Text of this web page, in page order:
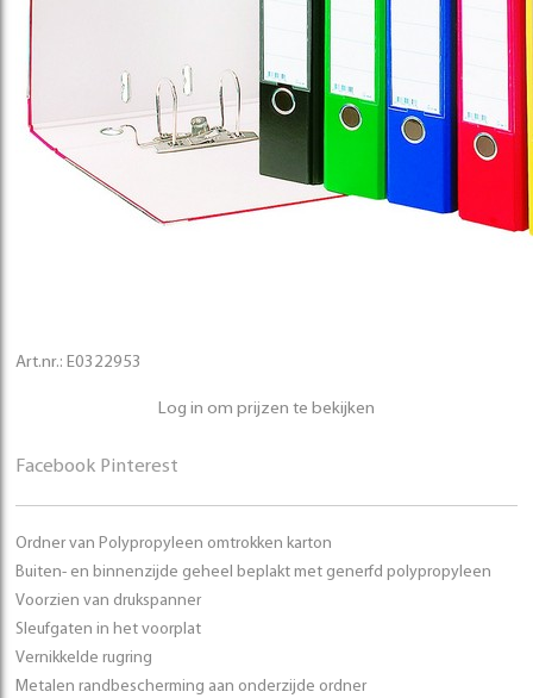
Art.nr.: E0322953
Log in om prijzen te bekijken
Facebook Pinterest
Ordner van Polypropyleen omtrokken karton
Buiten- en binnenzijde geheel beplakt met generfd polypropyleen
Voorzien van drukspanner
Sleufgaten in het voorplat
Vernikkelde rugring
Metalen randbescherming aan onderzijde ordner